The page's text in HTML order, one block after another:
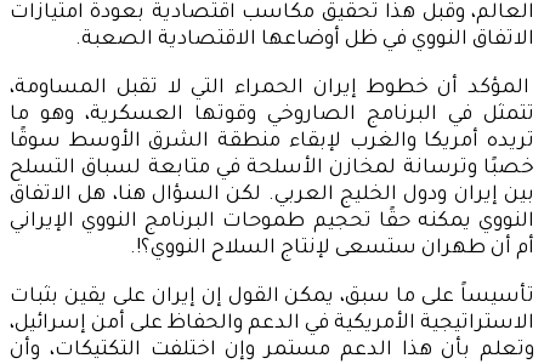
العالم، وقبل هذا تحقيق مكاسب اقتصادية بعودة امتيازات
الاتفاق النووي في ظل أوضاعها الاقتصادية الصعبة.
المؤكد أن خطوط إيران الحمراء التي لا تقبل المساومة،
تتمثل في البرنامج الصاروخي وقوتها العسكرية، وهو ما
تريده أمريكا والغرب لإبقاء منطقة الشرق الأوسط سوقًا
خصبًا وترسانة لمخازن الأسلحة في متابعة لسباق التسلح
بين إيران ودول الخليج العربي. لكن السؤال هنا، هل الاتفاق
النووي يمكنه حقًا تحجيم طموحات البرنامج النووي الإيراني
أم أن طهران ستسعى لإنتاج السلاح النووي؟!.
تأسيساً على ما سبق، يمكن القول إن إيران على يقين بثبات
الاستراتيجية الأمريكية في الدعم والحفاظ على أمن إسرائيل،
وتعلم بأن هذا الدعم مستمر وإن اختلفت التكتيكات، وأن